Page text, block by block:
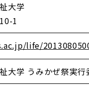
大学
1
life/
大学 うみかぜ祭実行